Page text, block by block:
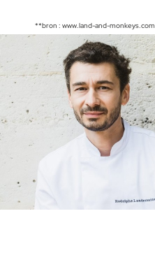
**bron : www.land-and-monkeys.com